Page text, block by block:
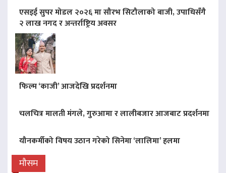
एसइई सुपर मोडल २०२६ मा सौरभ सिटौलाको बाजी, उपाधिसँगै
२ लाख नगद र अन्तर्राष्ट्रिय अवसर
फिल्म ‘काजी’ आजदेखि प्रदर्शनमा
चलचित्र मालती मंगले, गुरुआमा र लालीबजार आजबाट प्रदर्शनमा
यौनकर्मीको विषय उठान गरेको सिनेमा ‘लालिमा’ हलमा
मौसम